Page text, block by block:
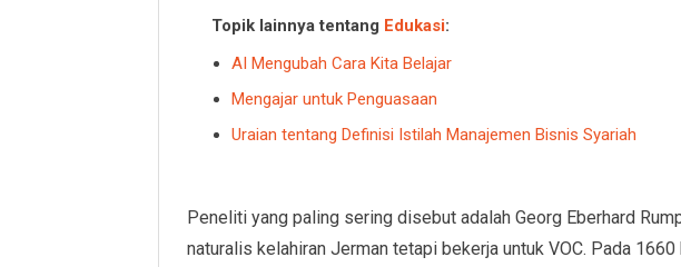
Topik lainnya tentang Edukasi:
AI Mengubah Cara Kita Belajar
Mengajar untuk Penguasaan
Uraian tentang Definisi Istilah Manajemen Bisnis Syariah
Peneliti yang paling sering disebut adalah Georg Eberhard
naturalis kelahiran Jerman tetapi bekerja untuk VOC. Pada